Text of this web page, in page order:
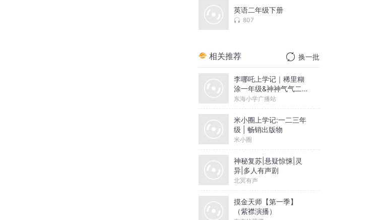
英语二年级下册
807
相关推荐 换一批
李哪吒上学记｜稀里糊
涂一年级&神神气气二年
级
东海小学广播站
米小圈上学记:一二三年
级 | 畅销出版物
米小圈
神秘复苏|悬疑惊悚|灵
异|多人有声剧
北冥有声
摸金天师【第一季】
（紫襟演播）